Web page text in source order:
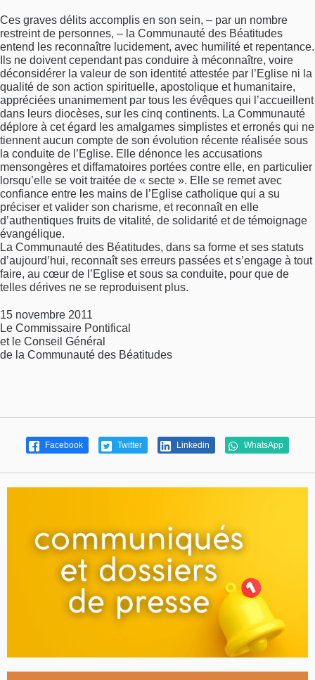
Ces graves délits accomplis en son sein, – par un nombre
restreint de personnes, – la Communauté des Béatitudes
entend les reconnaître lucidement, avec humilité et repentance.
Ils ne doivent cependant pas conduire à méconnaître, voire
déconsidérer la valeur de son identité attestée par l’Eglise ni la
qualité de son action spirituelle, apostolique et humanitaire,
appréciées unanimement par tous les évêques qui l’accueillent
dans leurs diocèses, sur les cinq continents. La Communauté
déplore à cet égard les amalgames simplistes et erronés qui ne
tiennent aucun compte de son évolution récente réalisée sous
la conduite de l’Eglise. Elle dénonce les accusations
mensongères et diffamatoires portées contre elle, en particulier
lorsqu’elle se voit traitée de « secte ». Elle se remet avec
confiance entre les mains de l’Eglise catholique qui a su
préciser et valider son charisme, et reconnaît en elle
d’authentiques fruits de vitalité, de solidarité et de témoignage
évangélique.
La Communauté des Béatitudes, dans sa forme et ses statuts
d’aujourd’hui, reconnaît ses erreurs passées et s’engage à tout
faire, au cœur de l’Eglise et sous sa conduite, pour que de
telles dérives ne se reproduisent plus.
15 novembre 2011
Le Commissaire Pontifical
et le Conseil Général
de la Communauté des Béatitudes
Facebook Twitter Linkedin WhatsApp